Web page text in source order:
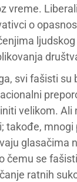
vreme.
o
svi fašisti su
velikom. Ali
takođe, mnogi
glasačima
čemu se
ratnih